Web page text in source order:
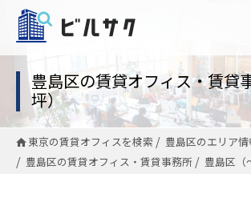
豊島区の賃貸オフィス・賃貸
坪）
東京の賃貸オフィスを検索
豊島区のエリア
豊島区の賃貸オフィス・賃貸事務所
豊島区（